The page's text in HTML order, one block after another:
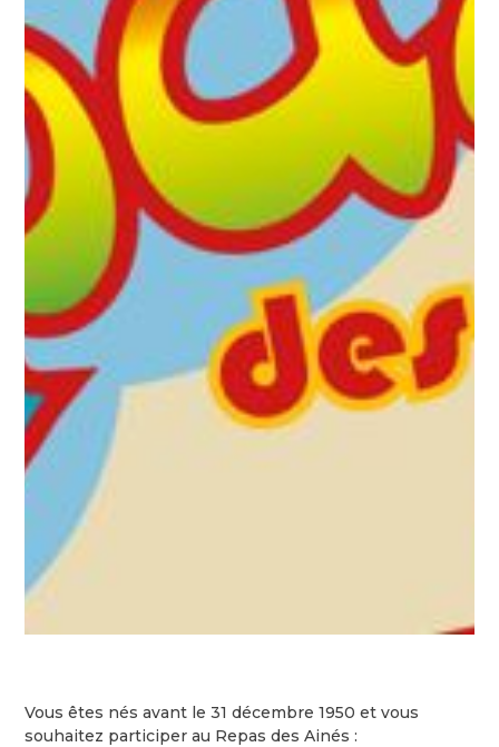
Vous êtes nés avant le 31 décembre 1950 et vous
souhaitez participer au Repas des Ainés :